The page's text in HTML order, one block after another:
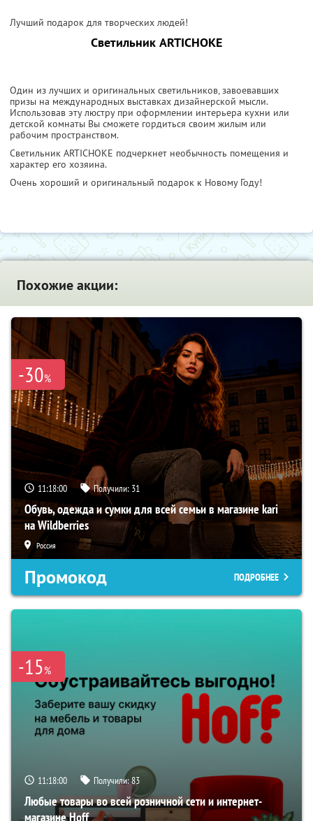
Лучший подарок для творческих людей!
Светильник ARTICHOKE
Один из лучших и оригинальных светильников, завоевавших
призы на международных выставках дизайнерской мысли.
Использовав эту люстру при оформлении интерьера кухни или
детской комнаты Вы сможете гордиться своим жилым или
рабочим пространством.
Светильник ARTICHOKE подчеркнет необычность помещения и
характер его хозяина.
Очень хороший и оригинальный подарок к Новому Году!
Похожие акции:
-30%
11:17:59 Получили: 31
Обувь, одежда и сумки для всей семьи в магазине kari
на Wildberries
Россия
Промокод ПОДРОБНЕЕ
-15%
11:17:59 Получили:83
Любые товары во всей розничной сети и интернет-
магазине Hoff